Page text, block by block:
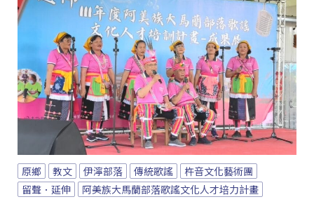
原鄉 教文 伊濘部落 傳統歌謠
杵音文化藝術團
留聲．延伸
阿美族大馬蘭部落歌謠文化人才培力計畫